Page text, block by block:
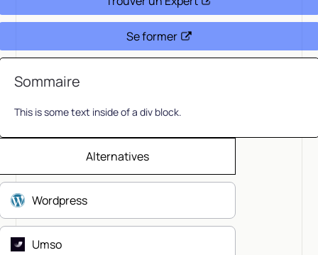
Se former
Sommaire
This is some text inside of a div block.
Alternatives
Wordpress
Umso